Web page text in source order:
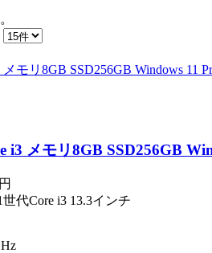
i3 メモリ8GB SSD256GB
円
代Core i3 13.3インチ